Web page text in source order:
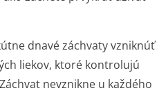
dnavé záchvaty vzniknúť
liekov, ktoré kontrolujú
nevznikne u každého